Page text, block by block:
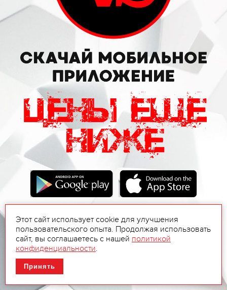
Этот сайт использует cookie для улучшения
пользовательского опыта. Продолжая использовать
сайт, вы соглашаетесь с нашей политикой
конфиденциальности.
Принять